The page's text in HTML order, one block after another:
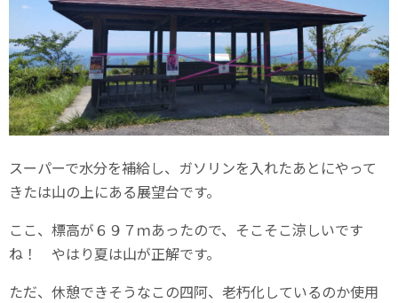
スーパーで水分を補給し、ガソリンを入れたあとにやって
きたは山の上にある展望台です。
ここ、標高が６９７ｍあったので、そこそこ涼しいです
ね！ やはり夏は山が正解です。
ただ、休憩できそうなこの四阿、老朽化しているのか使用